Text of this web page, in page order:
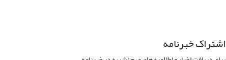
اشتراک خبرنامه